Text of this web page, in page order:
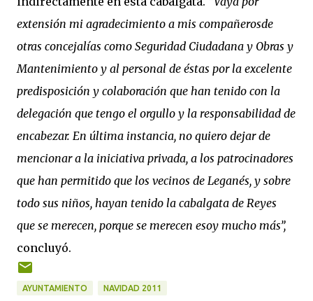
extensión mi agradecimiento a mis compañerosde
otras concejalías como Seguridad Ciudadana y Obras y
Mantenimiento y al personal de éstas por la excelente
predisposición y colaboración que han tenido con la
delegación que tengo el orgullo y la responsabilidad de
encabezar. En última instancia, no quiero dejar de
mencionar a la iniciativa privada, a los patrocinadores
que han permitido que los vecinos de Leganés, y sobre
todo sus niños, hayan tenido la cabalgata de Reyes
que se merecen, porque se merecen esoy mucho más”,
concluyó.
AYUNTAMIENTO NAVIDAD 2011